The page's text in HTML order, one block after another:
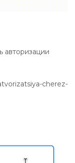
авторизации
cherez-